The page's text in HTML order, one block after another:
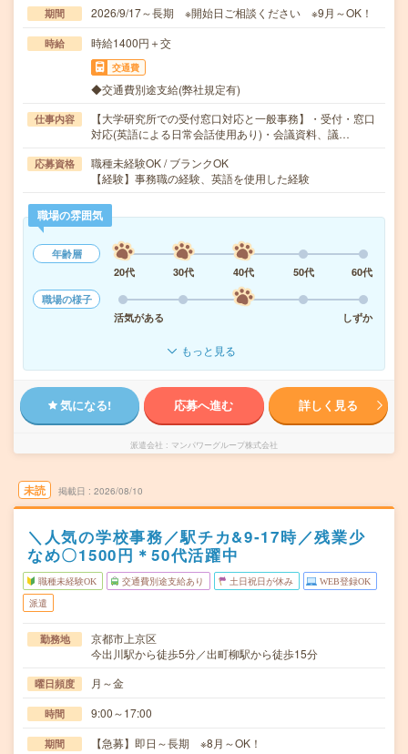
期間 2026/9/17～長期 ※開始日ご相談ください ※9月～OK！
時給 時給1400円＋交
交通費
◆交通費別途支給(弊社規定有)
仕事内容
【大学研究所での受付窓口対応と一般事務】・受付・窓口
対応(英語による日常会話使用あり)・会議資料、議…
応募資格
職種未経験OK / ブランクOK
【経験】事務職の経験、英語を使用した経験
職場の雰囲気
年齢層
20代
30代 40代 50代
60代
職場の様子
活気がある
しずか
もっと見る
気になる! 応募へ進む 詳しく見る
派遣会社 マンパワーグループ株式会社
未読 掲載日 2026/08/10
＼人気の学校事務／駅チカ&9‐17時／残業少
なめ〇1500円＊50代活躍中
職種未経験OK 交通費別途支給あり 土日祝日が休み WEB登録OK
派遣
勤務地
京都市上京区
今出川駅から徒歩5分／出町柳駅から徒歩15分
曜日頻度 月～金
時間 9:00～17:00
期間 【急募】即日～長期 ※8月～OK！